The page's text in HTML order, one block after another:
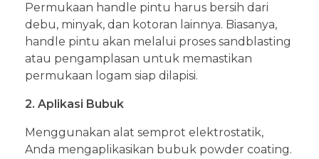
Permukaan handle pintu harus bersih dari
debu, minyak, dan kotoran lainnya. Biasanya,
handle pintu akan melalui proses sandblasting
atau pengamplasan untuk memastikan
permukaan logam siap dilapisi.
2. Aplikasi Bubuk
Menggunakan alat semprot elektrostatik,
Anda mengaplikasikan bubuk powder coating.